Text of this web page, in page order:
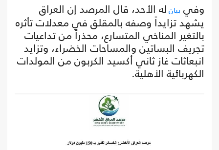
وفي بيان له الأحد، قال المرصد إن العراق
يشهد تزايداً وصفه بالمقلق في معدلات تأثره
بالتغير المناخي المتسارع، محذراً من تداعيات
تجريف البساتين والمساحات الخضراء، وتزايد
انبعاثات غاز ثاني أكسيد الكربون من المولدات
الكهربائية الأهلية.